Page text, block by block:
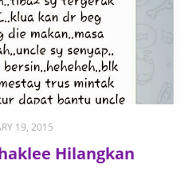
19, 2015
Hilangkan